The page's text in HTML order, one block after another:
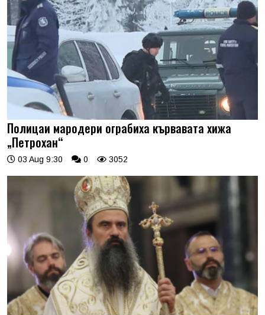
Полицаи мародери ограбиха кървавата хижа
„Петрохан“
03 Aug 9:30 0 3052